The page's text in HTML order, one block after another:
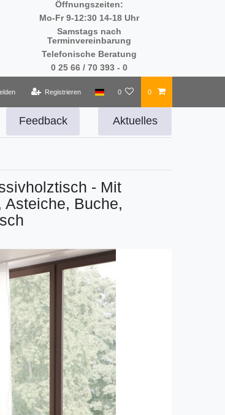
Öffnungszeiten:
Mo-Fr 9-12:30 14-18 Uhr
Samstags nach
Terminvereinbarung
Telefonische Beratung
0 25 66 / 70 393 - 0
Registrieren 0 0
Feedback Aktuelles
- Mit
Buche,